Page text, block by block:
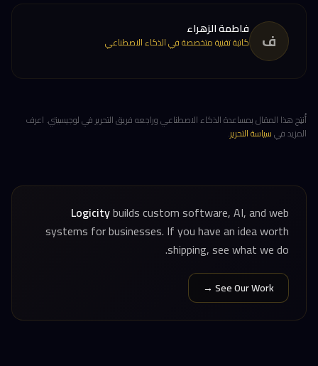
ف فاطمة الزهراء
كاتبة تقنية متخصصة في الذكاء الاصطناعي
أُنتِج هذا المقال بمساعدة الذكاء الاصطناعي وراجعه فريق التحرير في لوجيسيتي. اعرف
المزيد فيسياسة التحرير.
Logicitybuilds custom software, AI, and web
systems for businesses. If you have an idea worth
shipping, see what we do.
See Our Work →